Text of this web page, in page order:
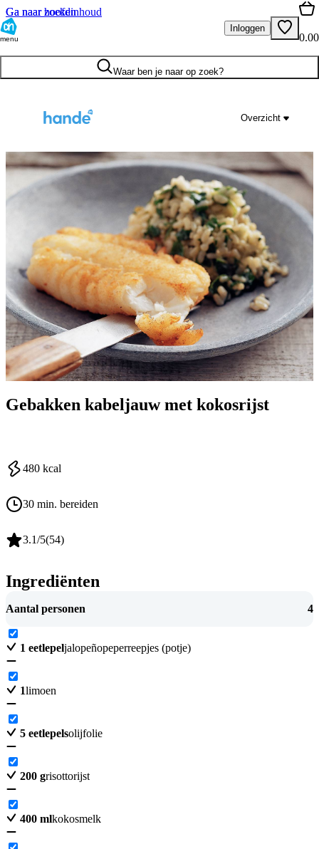
Ga naar hoofdinhoud
Ga naar zoeken
menu
Inloggen
0.00
Waar ben je naar op zoek?
Overzicht
Gebakken kabeljauw met kokosrijst
480 kcal
30 min. bereiden
3.1/5(54)
Ingrediënten
Aantal personen 4
1 eetlepeljalopeñopeperreepjes (potje)
1limoen
5 eetlepelsolijfolie
200 grisottorijst
400 mlkokosmelk